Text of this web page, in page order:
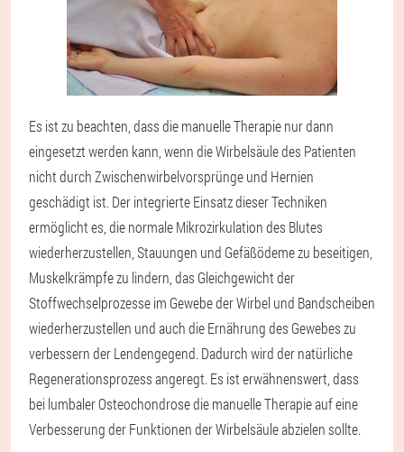
Es ist zu beachten, dass die manuelle Therapie nur dann
eingesetzt werden kann, wenn die Wirbelsäule des Patienten
nicht durch Zwischenwirbelvorsprünge und Hernien
geschädigt ist. Der integrierte Einsatz dieser Techniken
ermöglicht es, die normale Mikrozirkulation des Blutes
wiederherzustellen, Stauungen und Gefäßödeme zu beseitigen,
Muskelkrämpfe zu lindern, das Gleichgewicht der
Stoffwechselprozesse im Gewebe der Wirbel und Bandscheiben
wiederherzustellen und auch die Ernährung des Gewebes zu
verbessern der Lendengegend. Dadurch wird der natürliche
Regenerationsprozess angeregt. Es ist erwähnenswert, dass
bei lumbaler Osteochondrose die manuelle Therapie auf eine
Verbesserung der Funktionen der Wirbelsäule abzielen sollte.